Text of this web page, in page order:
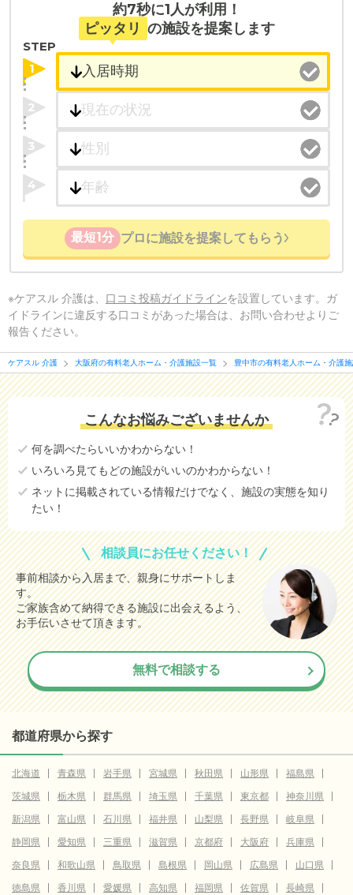
約7秒に1人が利用！
ピッタリ の施設を提案します
STEP
1
2
3
4
最短1分 プロに施設を提案してもらう
※ケアスル 介護は、 口コミ投稿ガイドラインを設置しています。ガ
イドラインに違反する口コミがあった場合は、お問い合わせよりご
報告ください。
ケアスル 介護 大阪府の有料老人ホーム・介護施設一覧 豊中市の有料老人ホーム・介護
こんなお悩みございませんか
何を調べたらいいかわからない！
いろいろ見てもどの施設がいいのかわからない！
ネットに掲載されている情報だけでなく、施設の実態を知り
たい！
相談員にお任せください！
事前相談から入居まで、親身にサポートしま
す。
ご家族含めて納得できる施設に出会えるよう、
お手伝いさせて頂きます。
無料で相談する
都道府県から探す
北海道 青森県 岩手県 宮城県 秋田県 山形県
福島県
茨城県
栃木県 群馬県 埼玉県 千葉県 東京都
神奈川県
新潟県
富山県 石川県 福井県 山梨県 長野県
岐阜県
静岡県
愛知県 三重県 滋賀県 京都府 大阪府
兵庫県
奈良県
和歌山県 鳥取県 島根県 岡山県 広島県
山口県
徳島県
香川県 愛媛県 高知県 福岡県 佐賀県 長崎県